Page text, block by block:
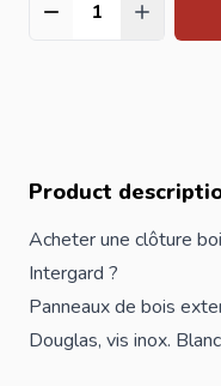
Quantité
Product
Acheter une clôture
Intergard ?
Panneaux de bois
Douglas, vis inox.